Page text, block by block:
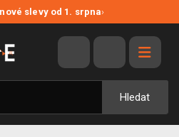
slevy od 1. srpna›
Hledat